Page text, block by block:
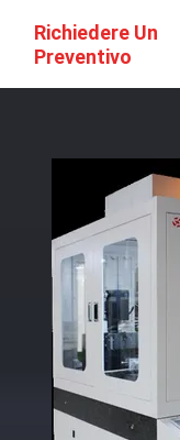
Richiedere Un
Preventivo